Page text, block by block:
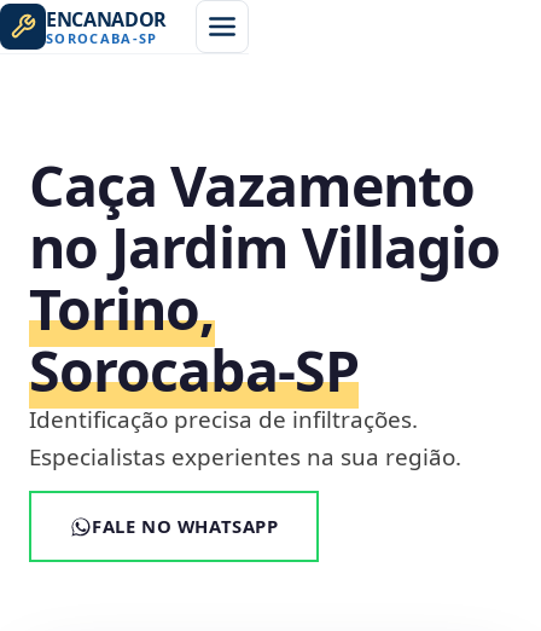
ENCANADOR
SOROCABA -SP
Caça Vazamento
no Jardim Villagio
Torino,
Sorocaba‑SP
Identificação precisa de infiltrações.
Especialistas experientes na sua região.
FALE NO WHATSAPP